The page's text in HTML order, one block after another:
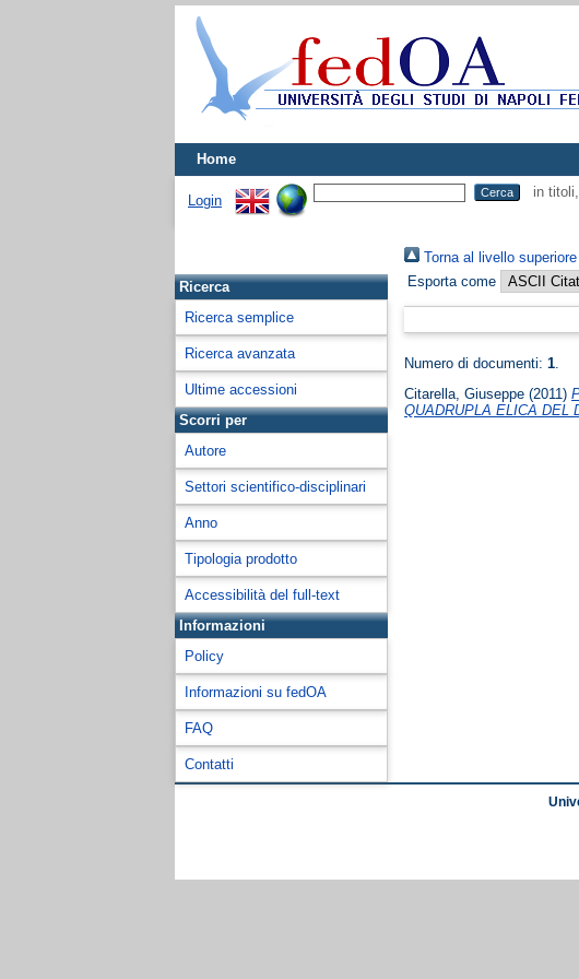
Home
Login
in
Ricerca
Ricerca semplice
Ricerca avanzata
Ultime accessioni
Scorri per
Autore
Settori scientifico-disciplinari
Anno
Tipologia prodotto
Accessibilità del full-text
Informazioni
Policy
Informazioni su fedOA
FAQ
Contatti
Torna al livello superiore
Esporta come
Numero di documenti:1.
Citarella, Giuseppe (2011)
QUADRUPLA ELICA DEL